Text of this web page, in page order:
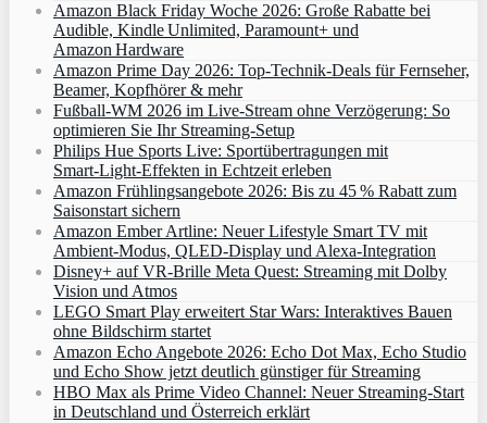
Amazon Black Friday Woche 2026: Große Rabatte bei
Audible, Kindle Unlimited, Paramount+ und
Amazon Hardware
Amazon Prime Day 2026: Top-Technik-Deals für Fernseher,
Beamer, Kopfhörer & mehr
Fußball-WM 2026 im Live-Stream ohne Verzögerung: So
optimieren Sie Ihr Streaming-Setup
Philips Hue Sports Live: Sportübertragungen mit
Smart‑Light‑Effekten in Echtzeit erleben
Amazon Frühlingsangebote 2026: Bis zu 45 % Rabatt zum
Saisonstart sichern
Amazon Ember Artline: Neuer Lifestyle Smart TV mit
Ambient‑Modus, QLED‑Display und Alexa‑Integration
Disney+ auf VR-Brille Meta Quest: Streaming mit Dolby
Vision und Atmos
LEGO Smart Play erweitert Star Wars: Interaktives Bauen
ohne Bildschirm startet
Amazon Echo Angebote 2026: Echo Dot Max, Echo Studio
und Echo Show jetzt deutlich günstiger für Streaming
HBO Max als Prime Video Channel: Neuer Streaming‑Start
in Deutschland und Österreich erklärt